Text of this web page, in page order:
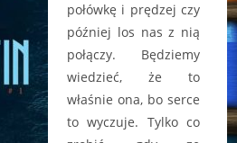
połówkę i prędzej czy
później los nas z nią
połączy. Będziemy
wiedzieć, że to
właśnie ona, bo serce
to wyczuje. Tylko co